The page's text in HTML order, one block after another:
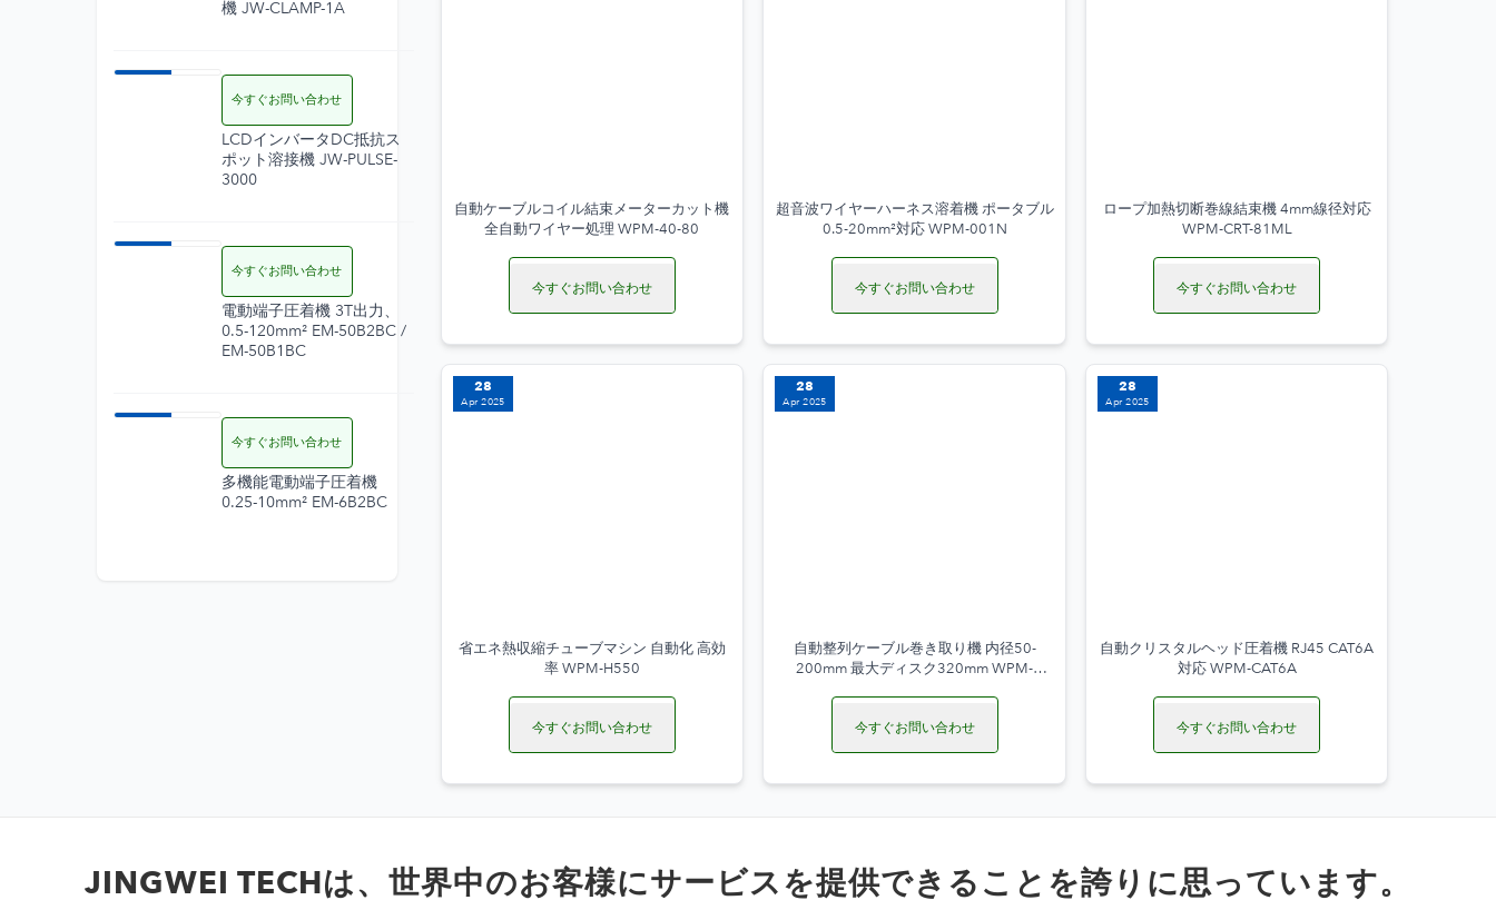
機 JW-CLAMP-1A
23
今すぐお問い合わせ
LCDインバータDC抵抗ス
ポット溶接機 JW-PULSE-
3000
21
今すぐお問い合わせ
電動端子圧着機 3T出力、
0.5-120mm² EM-50B2BC /
EM-50B1BC
21
今すぐお問い合わせ
多機能電動端子圧着機
0.25-10mm² EM-6B2BC
自動ケーブルコイル結束メーターカット機
全自動ワイヤー処理 WPM-40-80
今すぐお問い合わせ
超音波ワイヤーハーネス溶着機 ポータブル
0.5-20mm²対応 WPM-001N
今すぐお問い合わせ
ロープ加熱切断巻線結束機 4mm線径対応
WPM-CRT-81ML
今すぐお問い合わせ
28
Apr 2025
省エネ熱収縮チューブマシン 自動化 高効
率 WPM-H550
今すぐお問い合わせ
28
Apr 2025
自動整列ケーブル巻き取り機 内径50-
200mm 最大ディスク320mm WPM-
今すぐお問い合わせ
28
Apr 2025
自動クリスタルヘッド圧着機 RJ45 CAT6A
対応 WPM-CAT6A
今すぐお問い合わせ
JINGWEI TECHは、世界中のお客様にサービスを提供できることを誇りに思っています。